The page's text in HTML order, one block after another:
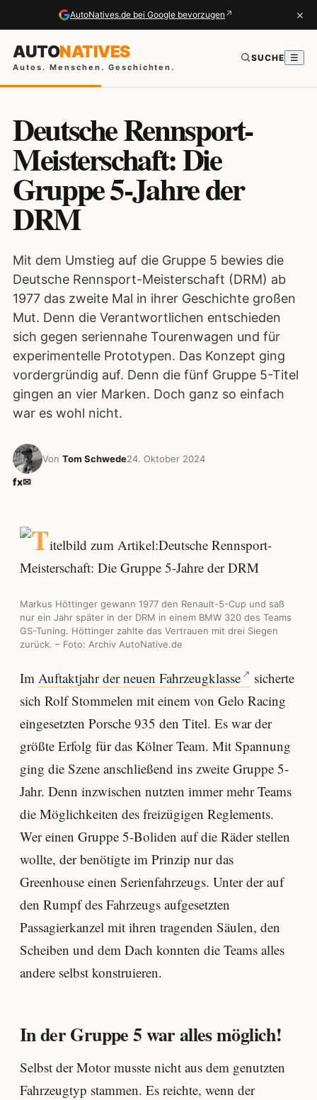
AutoNatives.de bei Google bevorzugen ↗ ×
AUTONATIVES
Autos. Menschen. Geschichten.
SUCHE ☰
Deutsche Rennsport-
Meisterschaft: Die
Gruppe 5-Jahre der
DRM
Mit dem Umstieg auf die Gruppe 5 bewies die
Deutsche Rennsport-Meisterschaft (DRM) ab
1977 das zweite Mal in ihrer Geschichte großen
Mut. Denn die Verantwortlichen entschieden
sich gegen seriennahe Tourenwagen und für
experimentelle Prototypen. Das Konzept ging
vordergründig auf. Denn die fünf Gruppe 5-Titel
gingen an vier Marken. Doch ganz so einfach
war es wohl nicht.
Von Tom Schwede24. Oktober 2024
fx✉
Markus Höttinger gewann 1977 den Renault-5-Cup und saß
nur ein Jahr später in der DRM in einem BMW 320 des Teams
GS-Tuning. Höttinger zahlte das Vertrauen mit drei Siegen
zurück. – Foto: Archiv AutoNative.de
Im Auftaktjahr der neuen Fahrzeugklasse
sicherte
sich Rolf Stommelen mit einem von Gelo Racing
eingesetzten Porsche 935 den Titel. Es war der
größte Erfolg für das Kölner Team. Mit Spannung
ging die Szene anschließend ins zweite Gruppe 5-
Jahr. Denn inzwischen nutzten immer mehr Teams
die Möglichkeiten des freizügigen Reglements.
Wer einen Gruppe 5-Boliden auf die Räder stellen
wollte, der benötigte im Prinzip nur das
Greenhouse einen Serienfahrzeugs. Unter der auf
den Rumpf des Fahrzeugs aufgesetzten
Passagierkanzel mit ihren tragenden Säulen, den
Scheiben und dem Dach konnten die Teams alles
andere selbst konstruieren.
In der Gruppe 5 war alles möglich!
Selbst der Motor musste nicht aus dem genutzten
Fahrzeugtyp stammen. Es reichte, wenn der